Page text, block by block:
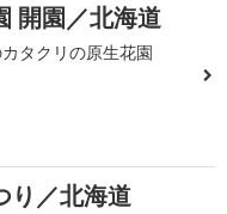
開園／北海道
タクリの原生花園
り／北海道